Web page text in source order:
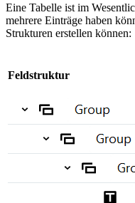
Eine Tabelle ist im
mehrere Einträge haben
Strukturen erstellen können:
Feldstruktur